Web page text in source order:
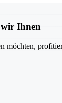
wir Ihnen
möchten,